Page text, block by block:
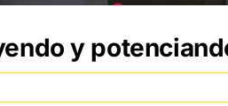
y